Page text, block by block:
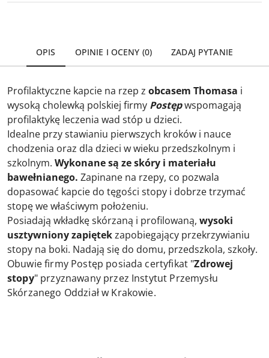
OPIS OPINIE I OCENY (0) ZADAJ PYTANIE
Profilaktyczne kapcie na rzep z obcasem Thomasa i
wysoką cholewką polskiej firmy Postępwspomagają
profilaktykę leczenia wad stóp u dzieci.
Idealne przy stawianiu pierwszych kroków i nauce
chodzenia oraz dla dzieci w wieku przedszkolnym i
szkolnym. Wykonane są ze skóry i materiału
bawełnianego. Zapinane na rzepy, co pozwala
dopasować kapcie do tęgości stopy i dobrze trzymać
stopę we właściwym położeniu.
Posiadają wkładkę skórzaną i profilowaną, wysoki
usztywniony zapiętekzapobiegający przekrzywianiu
stopy na boki. Nadają się do domu, przedszkola, szkoły.
Obuwie firmy Postęp posiada certyfikat "Zdrowej
stopy" przyznawany przez Instytut Przemysłu
Skórzanego Oddział w Krakowie.